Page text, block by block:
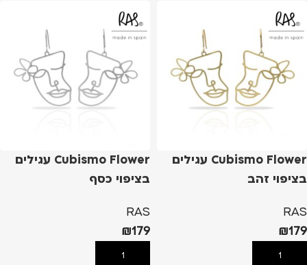
Cubismo Flower עגילים
בציפוי זהב
RAS
₪179
הוספה לסל
Cubismo Flower עגילים
בציפוי כסף
RAS
₪179
הוספה לסל